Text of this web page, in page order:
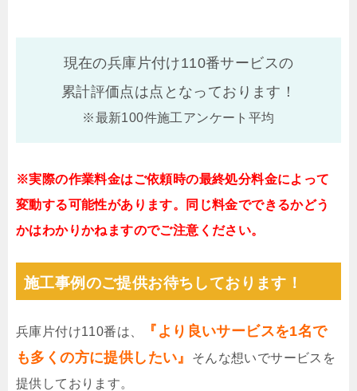
現在の兵庫片付け110番サービスの
累計評価点は点となっております！
※最新100件施工アンケート平均
※実際の作業料金はご依頼時の最終処分料金によって
変動する可能性があります。同じ料金でできるかどう
かはわかりかねますのでご注意ください。
施工事例のご提供お待ちしております！
兵庫片付け110番は、
『より良いサービスを1名で
も多くの方に提供したい』
そんな想いでサービスを
提供しております。